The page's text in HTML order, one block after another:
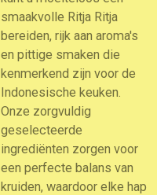
smaakvolle Ritja Ritja
bereiden, rijk aan aroma's
en pittige smaken die
kenmerkend zijn voor de
Indonesische keuken.
Onze zorgvuldig
geselecteerde
ingrediënten zorgen voor
een perfecte balans van
kruiden, waardoor elke hap